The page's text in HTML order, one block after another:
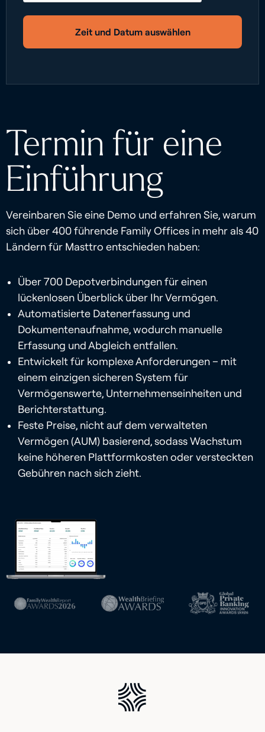
Zeit und Datum auswählen
Termin für eine
Einführung
Vereinbaren Sie eine Demo und erfahren Sie, warum
sich über 400 führende Family Offices in mehr als 40
Ländern für Masttro entschieden haben:
Über 700 Depotverbindungen für einen
lückenlosen Überblick über Ihr Vermögen.
Automatisierte Datenerfassung und
Dokumentenaufnahme, wodurch manuelle
Erfassung und Abgleich entfallen.
Entwickelt für komplexe Anforderungen – mit
einem einzigen sicheren System für
Vermögenswerte, Unternehmenseinheiten und
Berichterstattung.
Feste Preise, nicht auf dem verwalteten
Vermögen (AUM) basierend, sodass Wachstum
keine höheren Plattformkosten oder versteckten
Gebühren nach sich zieht.